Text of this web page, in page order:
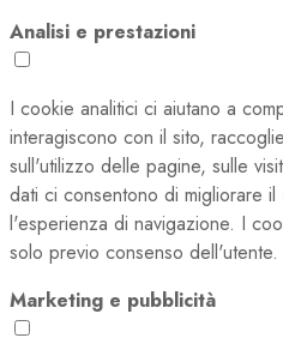
Analisi e prestazioni
I cookie analitici ci aiutano a
interagiscono con il sito,
sull'utilizzo delle pagine, sulle
dati ci consentono di migliorare
l'esperienza di navigazione. I
solo previo consenso dell'utente.
Marketing e pubblicità